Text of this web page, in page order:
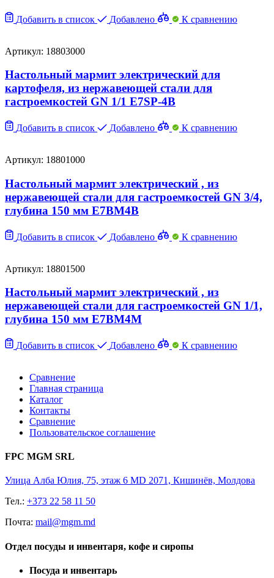
Добавить в список Добавлено К сравнению
Артикул: 18803000
Настольный мармит электрический для
картофеля, из нержавеющей стали для
гастроемкостей GN 1/1 E7SP-4B
Добавить в список Добавлено К сравнению
Артикул: 18801000
Настольный мармит электрический , из
нержавеющей стали для гастроемкостей GN 3/4,
глубина 150 мм E7BM4B
Добавить в список Добавлено К сравнению
Артикул: 18801500
Настольный мармит электрический , из
нержавеющей стали для гастроемкостей GN 1/1,
глубина 150 мм E7BM4M
Добавить в список Добавлено К сравнению
Сравнение
Главная страница
Каталог
Контакты
Сравнение
Пользовательское соглашение
FPC MGM SRL
Улица Алба Юлия, 75, этаж 6 MD 2071, Кишинёв, Молдова
Тел.: +373 22 58 11 50
Почта: mail@mgm.md
Отдел посуды и инвентаря, кофе и сиропы
Посуда и инвентарь